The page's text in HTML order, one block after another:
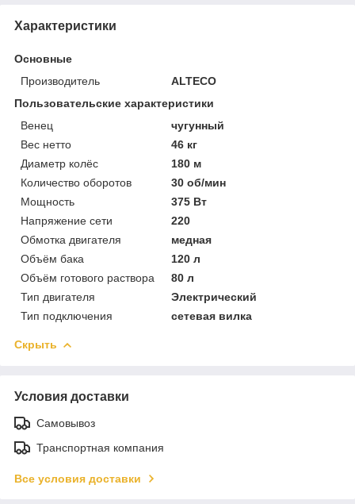
Характеристики
Основные
Производитель
ALTECO
Пользовательские характеристики
Венец
чугунный
Вес нетто
46 кг
Диаметр колёс
180 м
Количество оборотов
30 об/мин
Мощность
375 Вт
Напряжение сети
220
Обмотка двигателя
медная
Объём бака
120 л
Объём готового раствора
80 л
Тип двигателя
Электрический
Тип подключения
сетевая вилка
Скрыть
Условия доставки
Самовывоз
Транспортная компания
Все условия доставки